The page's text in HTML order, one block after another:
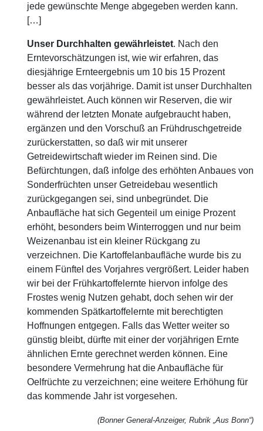
jede gewünschte Menge abgegeben werden kann.
[…]
Unser Durchhalten gewährleistet. Nach den
Erntevorschätzungen ist, wie wir erfahren, das
diesjährige Ernteergebnis um 10 bis 15 Prozent
besser als das vorjährige. Damit ist unser Durchhalten
gewährleistet. Auch können wir Reserven, die wir
während der letzten Monate aufgebraucht haben,
ergänzen und den Vorschuß an Frühdruschgetreide
zurückerstatten, so daß wir mit unserer
Getreidewirtschaft wieder im Reinen sind. Die
Befürchtungen, daß infolge des erhöhten Anbaues von
Sonderfrüchten unser Getreidebau wesentlich
zurückgegangen sei, sind unbegründet. Die
Anbaufläche hat sich Gegenteil um einige Prozent
erhöht, besonders beim Winterroggen und nur beim
Weizenanbau ist ein kleiner Rückgang zu
verzeichnen. Die Kartoffelanbaufläche wurde bis zu
einem Fünftel des Vorjahres vergrößert. Leider haben
wir bei der Frühkartoffelernte hiervon infolge des
Frostes wenig Nutzen gehabt, doch sehen wir der
kommenden Spätkartoffelernte mit berechtigten
Hoffnungen entgegen. Falls das Wetter weiter so
günstig bleibt, dürfte mit einer der vorjährigen Ernte
ähnlichen Ernte gerechnet werden können. Eine
besondere Vermehrung hat die Anbaufläche für
Oelfrüchte zu verzeichnen; eine weitere Erhöhung für
das kommende Jahr ist vorgesehen.
(Bonner General-Anzeiger, Rubrik „Aus Bonn“)